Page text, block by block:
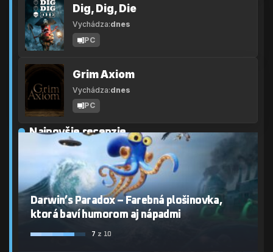
Dig, Dig, Die
Vychádza:dnes
PC
Grim Axiom
Vychádza:dnes
PC
Najnovšie recenzie
Darwin’s Paradox – Farebná plošinovka,
ktorá baví humorom aj nápadmi
7 z 10